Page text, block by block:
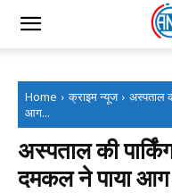
Home क्राइम न्यूज
अस्पताल
आग...
अस्पताल की
दमकल ने पाया आग